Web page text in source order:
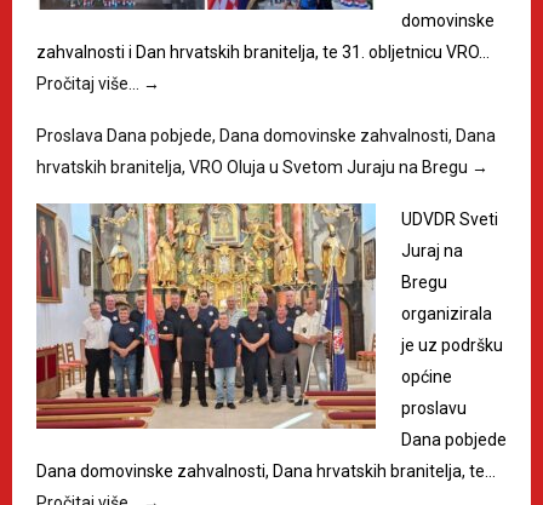
domovinske
zahvalnosti i Dan hrvatskih branitelja, te 31. obljetnicu VRO…
Pročitaj više…
→
Proslava Dana pobjede, Dana domovinske zahvalnosti, Dana
hrvatskih branitelja, VRO Oluja u Svetom Juraju na Bregu →
UDVDR Sveti
Juraj na
Bregu
organizirala
je uz podršku
općine
proslavu
Dana pobjede
Dana domovinske zahvalnosti, Dana hrvatskih branitelja, te…